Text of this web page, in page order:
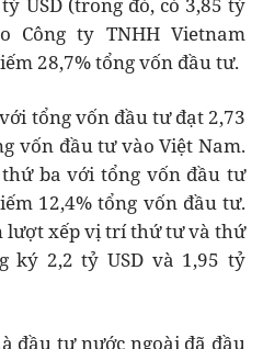
Công ty TNHH Vietnam
28,7% tổng vốn đầu tư.
tổng vốn đầu tư đạt 2,73
vốn đầu tư vào Việt Nam.
ba với tổng vốn đầu tư
12,4% tổng vốn đầu tư.
lượt xếp vị trí thứ tư và thứ
ký 2,2 tỷ USD và 1,95 tỷ
đầu tư nước ngoài đã đầu